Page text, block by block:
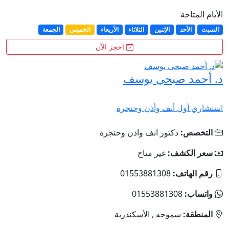
الأيام المتاحة
السبت الأحد الإثنين الثلاثاء الأربعاء الخميس الجمعة
احجز الآن
د. أحمد صبحي يوسف
استشاري أول أنف وأذن وحنجرة
التخصص: دكتور انف واذن وحنجرة
سعر الكشف: غير متاح
رقم الهاتف: 01553881308
واتساب: 01553881308
المنطقة: سموحه , الأسكندرية